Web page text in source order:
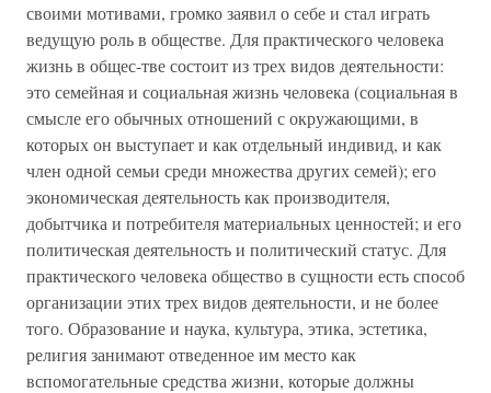
своими мотивами, громко заявил о себе и стал играть
ведущую роль в обществе. Для практического человека
жизнь в общес-тве состоит из трех видов деятельности:
это семейная и социальная жизнь человека (социальная в
смысле его обычных отношений с окружающими, в
которых он выступает и как отдельный индивид, и как
член одной семьи среди множества других семей); его
экономическая деятельность как производителя,
добытчика и потребителя материальных ценностей; и его
политическая деятельность и политический статус. Для
практического человека общество в сущности есть способ
организации этих трех видов деятельности, и не более
того. Образование и наука, культура, этика, эстетика,
религия занимают отведенное им место как
вспомогательные средства жизни, которые должны